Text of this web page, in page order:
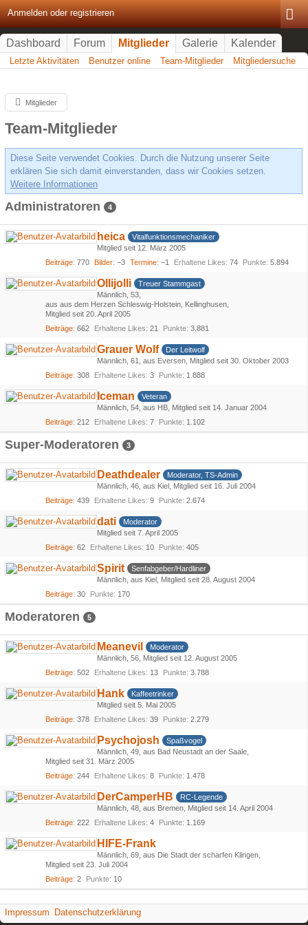
Anmelden oder registrieren
Dashboard Forum Mitglieder Galerie Kalender
Letzte Aktivitäten Benutzer online Team-Mitglieder Mitgliedersuche
Mitglieder
Team-Mitglieder
Diese Seite verwendet Cookies. Durch die Nutzung unserer Seite
erklären Sie sich damit einverstanden, dass wir Cookies setzen.
Weitere Informationen
Administratoren 4
heica
Vitalfunktionsmechaniker
Mitglied seit 12. März 2005
Beiträge 770 Bilder −3 Termine −1 Erhaltene Likes 74 Punkte 5.894
Ollijolli
Treuer Stammgast
Männlich 53
aus aus dem Herzen Schleswig-Holstein, Kellinghusen
Mitglied seit 20. April 2005
Beiträge 662 Erhaltene Likes 21 Punkte 3.881
Grauer Wolf
Der Leitwolf
Männlich 61 aus Eversen Mitglied seit 30. Oktober 2003
Beiträge 308 Erhaltene Likes 3 Punkte 1.888
Iceman
Veteran
Männlich 54 aus HB Mitglied seit 14. Januar 2004
Beiträge 212 Erhaltene Likes 7 Punkte 1.102
Super-Moderatoren 3
Deathdealer
Moderator, TS-Admin
Männlich 46 aus Kiel Mitglied seit 16. Juli 2004
Beiträge 439 Erhaltene Likes 9 Punkte 2.674
dati
Moderator
Mitglied seit 7. April 2005
Beiträge 62 Erhaltene Likes 10 Punkte 405
Spirit
Senfabgeber/Hardliner
Männlich aus Kiel Mitglied seit 28. August 2004
Beiträge 30 Punkte 170
Moderatoren 5
Meanevil
Moderator
Männlich 56 Mitglied seit 12. August 2005
Beiträge 502 Erhaltene Likes 13 Punkte 3.788
Hank
Kaffeetrinker
Mitglied seit 5. Mai 2005
Beiträge 378 Erhaltene Likes 39 Punkte 2.279
Psychojosh
Spaßvogel
Männlich 49 aus Bad Neustadt an der Saale
Mitglied seit 31. März 2005
Beiträge 244 Erhaltene Likes 8 Punkte 1.478
DerCamperHB
RC-Legende
Männlich 48 aus Bremen Mitglied seit 14. April 2004
Beiträge 222 Erhaltene Likes 4 Punkte 1.169
HIFE-Frank
Männlich 69 aus Die Stadt der scharfen Klingen
Mitglied seit 23. Juli 2004
Beiträge 2 Punkte 10
Impressum Datenschutzerklärung